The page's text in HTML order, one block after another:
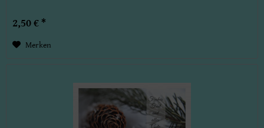
2,50 € *
Merken